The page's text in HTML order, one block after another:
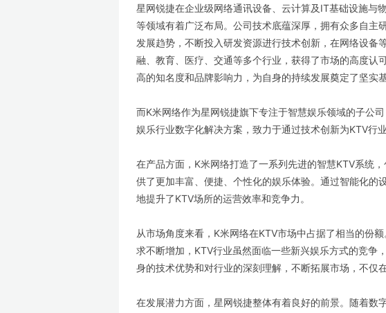
星网锐捷在企业级网络通讯设备、云计算及IT基础设施与
等领域有着广泛布局。公司技术底蕴深厚，拥有众多自主
发展趋势，不断投入研发资源进行技术创新，在网络设备
融、教育、医疗、交通等多个行业，获得了市场的高度认
高的知名度和品牌影响力，为自身的持续发展奠定了坚实基
而K米网络作为星网锐捷旗下专注于智慧娱乐领域的子公
娱乐行业数字化解决方案，致力于通过技术创新为KTV行业
在产品方面，K米网络打造了一系列先进的智慧KTV系统
供了更加丰富、便捷、个性化的娱乐体验。通过智能化的
地提升了KTV场所的运营效率和竞争力。
从市场角度来看，K米网络在KTV市场中占据了相当的份
求不断增加，KTV行业虽然面临一些新兴娱乐方式的竞争
身的技术优势和对行业的深刻理解，不断拓展市场，不仅
在发展潜力方面，星网锐捷整体有着良好的前景。随着数